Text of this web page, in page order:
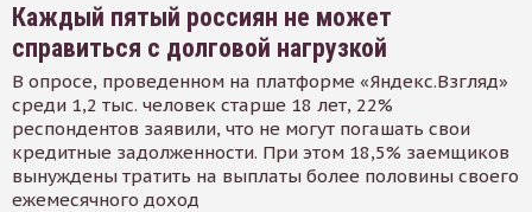
Каждый пятый россиян не может
справиться с долговой нагрузкой
В опросе, проведенном на платформе «Яндекс.Взгляд»
среди 1,2 тыс. человек старше 18 лет, 22%
респондентов заявили, что не могут погашать свои
кредитные задолженности. При этом 18,5% заемщиков
вынуждены тратить на выплаты более половины своего
ежемесячного доход